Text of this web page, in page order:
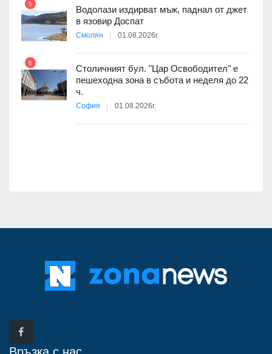
5
Водолази издирват мъж, паднал от джет
в язовир Доспат
Смолян 01.08.2026г.
6
Столичният бул. "Цар Освободител" е
пешеходна зона в събота и неделя до 22
ч.
София 01.08.2026г.